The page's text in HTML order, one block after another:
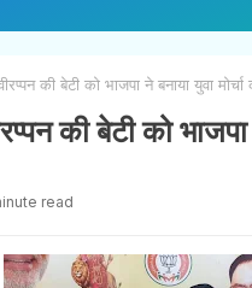
की बेटी को भाजपा ने बनाया युवा मोर्चा
की बेटी को भाजपा
read